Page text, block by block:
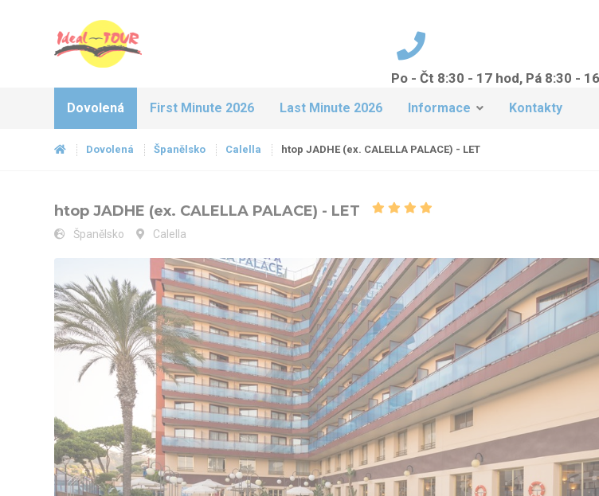
Po - Čt 8:30 - 17 hod, Pá 8:30 -
Dovolená First Minute 2026 Last Minute 2026 Informace Kontakty
Dovolená Španělsko Calella htop JADHE (ex. CALELLA PALACE) - LET
htop JADHE (ex. CALELLA PALACE) - LET
Španělsko Calella
htop JADHE (ex. CALELLA PALACE) - LET - bazén